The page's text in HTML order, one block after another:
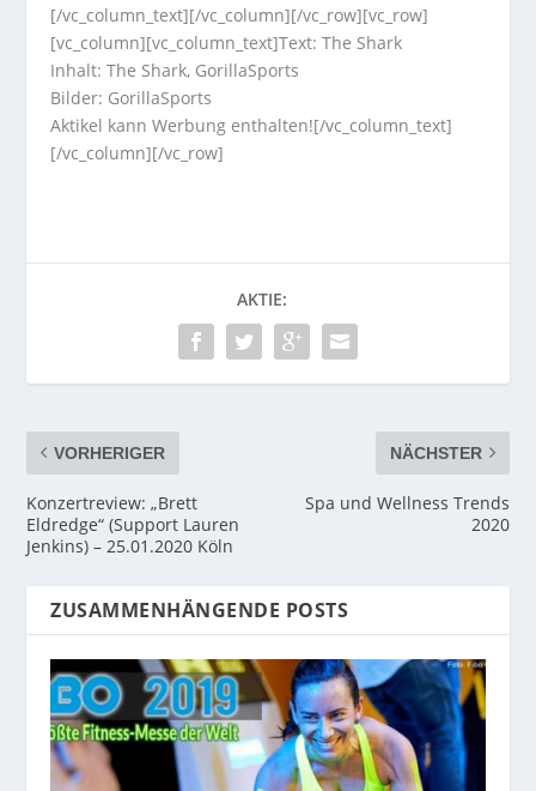
[/vc_column_text][/vc_column][/vc_row][vc_row]
[vc_column][vc_column_text]Text: The Shark
Inhalt: The Shark, GorillaSports
Bilder: GorillaSports
Aktikel kann Werbung enthalten![/vc_column_text]
[/vc_column][/vc_row]
AKTIE:
VORHERIGER
Konzertreview: „Brett
Eldredge“ (Support Lauren
Jenkins) – 25.01.2020 Köln
NÄCHSTER
Spa und Wellness Trends
2020
ZUSAMMENHÄNGENDE POSTS